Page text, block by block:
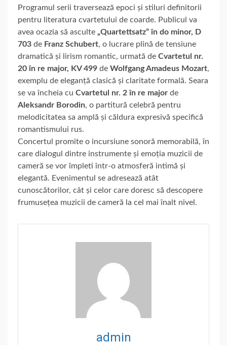
Programul serii traversează epoci și stiluri definitorii
pentru literatura cvartetului de coarde. Publicul va
avea ocazia să asculte „Quartettsatz” în do minor, D
703 de Franz Schubert, o lucrare plină de tensiune
dramatică și lirism romantic, urmată de Cvartetul nr.
20 în re major, KV 499 de Wolfgang Amadeus Mozart,
exemplu de eleganță clasică și claritate formală. Seara
se va încheia cu Cvartetul nr. 2 în re major de
Aleksandr Borodin, o partitură celebră pentru
melodicitatea sa amplă și căldura expresivă specifică
romantismului rus.
Concertul promite o incursiune sonoră memorabilă, în
care dialogul dintre instrumente și emoția muzicii de
cameră se vor împleti într-o atmosferă intimă și
elegantă. Evenimentul se adresează atât
cunoscătorilor, cât și celor care doresc să descopere
frumusețea muzicii de cameră la cel mai înalt nivel.
admin